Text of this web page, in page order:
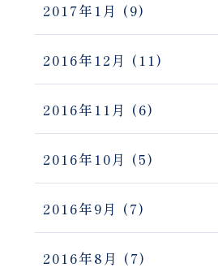
2017年1月 (9)
2016年12月 (11)
2016年11月 (6)
2016年10月 (5)
2016年9月 (7)
2016年8月 (7)